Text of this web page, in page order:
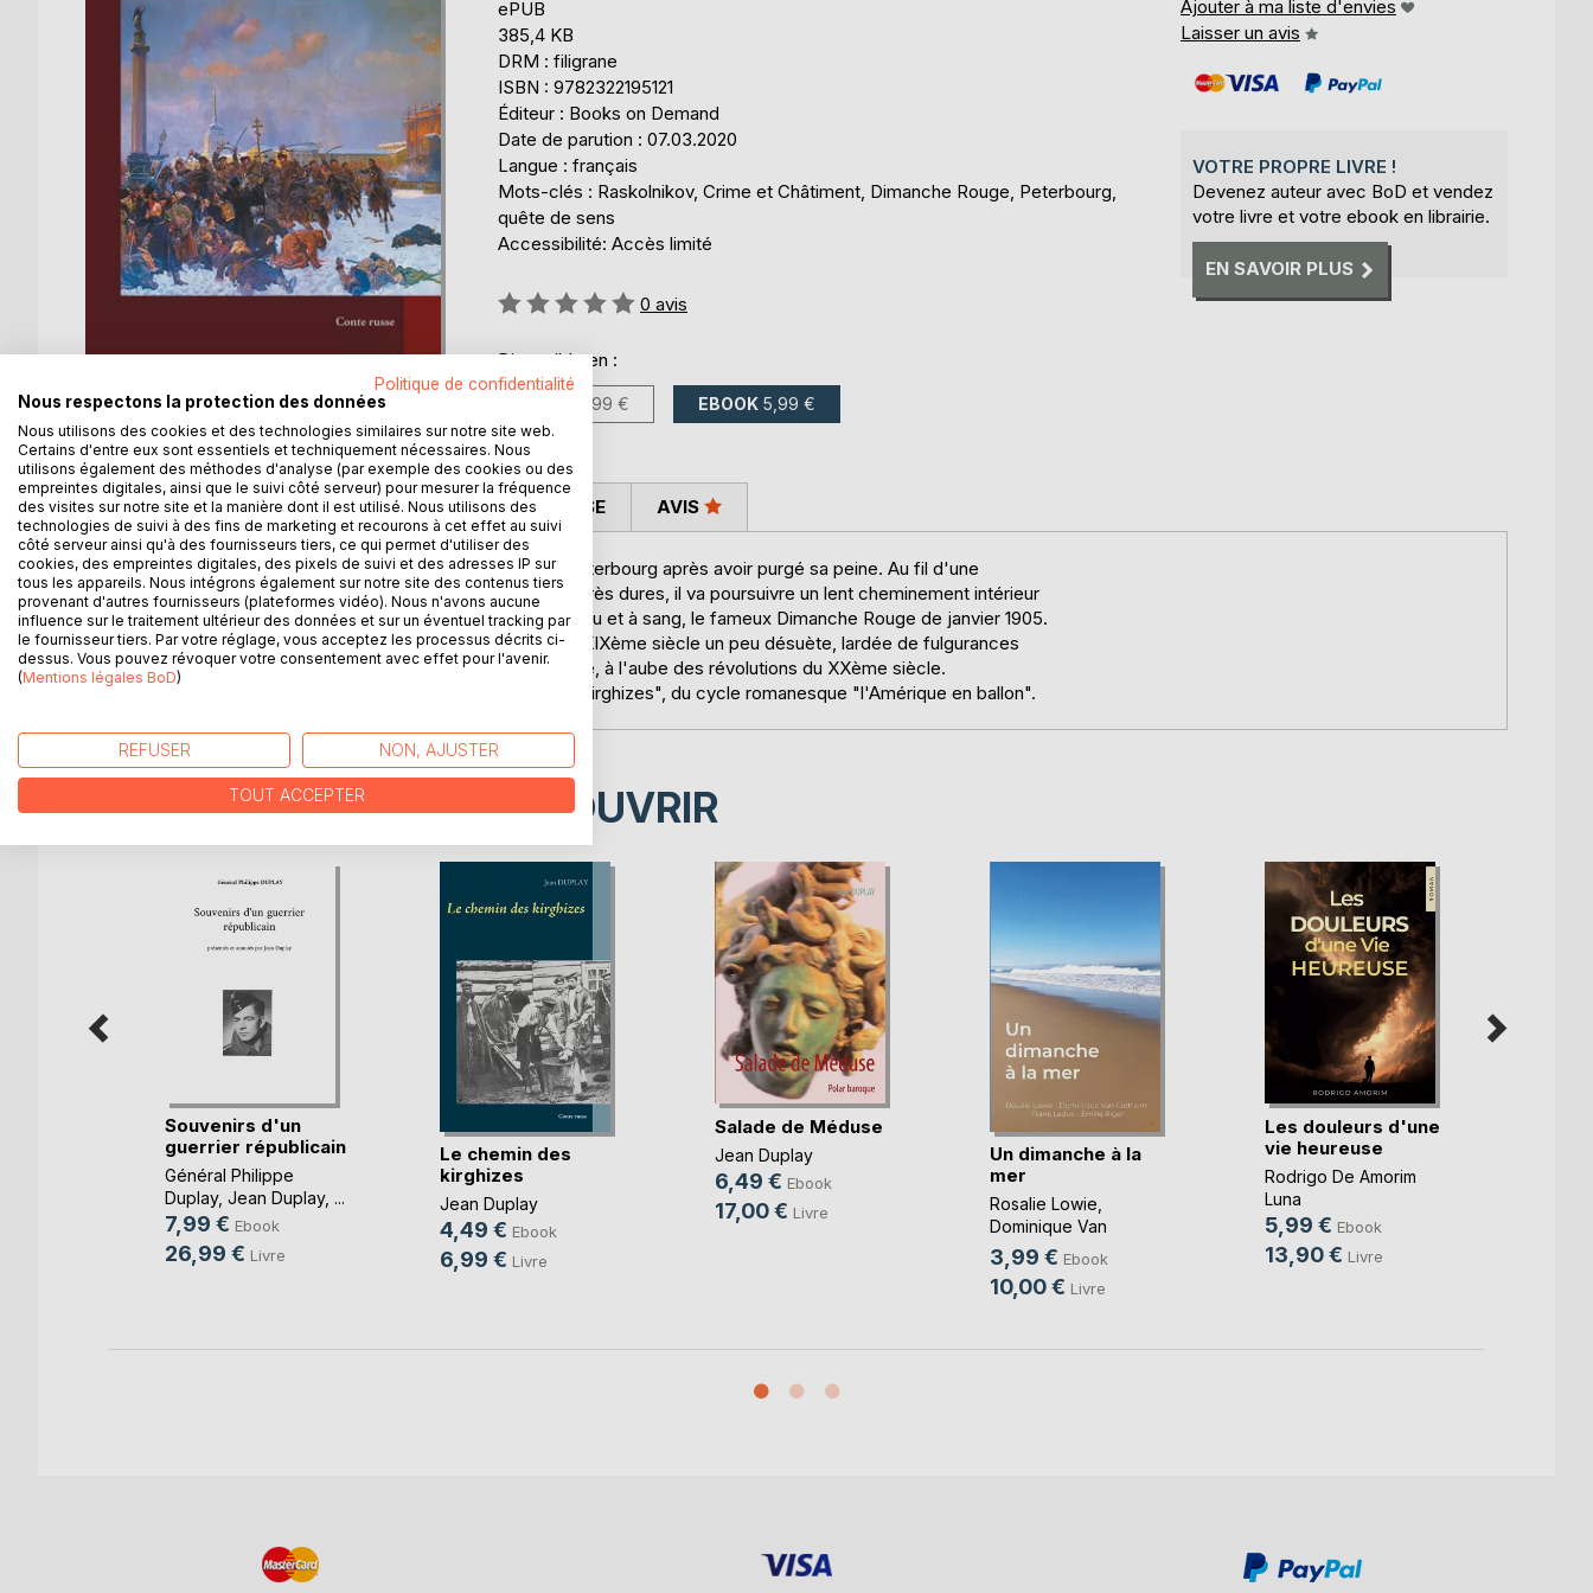
ePUB
385,4 KB
DRM : filigrane
ISBN : 9782322195121
Éditeur : Books on Demand
Date de parution : 07.03.2020
Langue : français
Mots-clés : Raskolnikov, Crime et Châtiment, Dimanche Rouge, Peterbourg,
quête de sens
Accessibilité: Accès limité
Évaluation:
0 avis
Disponible en :
8,99 € EBOOK 5,99 €
Ajouter à ma liste d'envies
Laisser un avis
VOTRE PROPRE LIVRE !
Devenez auteur avec BoD et vendez
votre livre et votre ebook en librairie.
EN SAVOIR PLUS
DESCRIPTION
Raskolnikov, le héros de Crime et Châtiment, revient à Péterbourg après avoir purgé sa peine. Au fil d'une
réinsertion difficile, semée de rencontres et d'épreuves très dures, il va poursuivre un lent cheminement intérieur
qui le mènera au terme de sa quête, dans Peterbourg à feu et à sang, le fameux Dimanche Rouge de janvier 1905.
L'ensemble est volontairement écrit dans une langue du XIXème siècle un peu désuète, lardée de fulgurances
poétiques annonciatrices d'un dénouement apocalyptique, à l'aube des révolutions du XXème siècle.
Ce volume fait suite à la première partie, "le chemin des kirghizes", du cycle romanesque "l'Amérique en ballon".
AUTEUR(S) CRITIQUES PRESSE AVIS
D’AUTRES TITRES À DÉCOUVRIR
Souvenirs d'un
guerrier républicain
Général Philippe
Duplay, Jean Duplay, ...
7,99 € Ebook
26,99 € Livre
Le chemin des
kirghizes
Jean Duplay
4,49 € Ebook
6,99 € Livre
Salade de Méduse
Jean Duplay
6,49 € Ebook
17,00 € Livre
Un dimanche à la
mer
Rosalie Lowie
Dominique Van
Cotthem, ...
3,99 € Ebook
10,00 € Livre
Les douleurs d'une
vie heureuse
Rodrigo De Amorim
Luna
5,99 € Ebook
13,90 € Livre
Politique de confidentialité
Nous respectons la protection des données
Nous utilisons des cookies et des technologies similaires sur notre site web.
Certains d'entre eux sont essentiels et techniquement nécessaires. Nous
utilisons également des méthodes d'analyse (par exemple des cookies ou des
empreintes digitales, ainsi que le suivi côté serveur) pour mesurer la fréquence
des visites sur notre site et la manière dont il est utilisé. Nous utilisons des
technologies de suivi à des fins de marketing et recourons à cet effet au suivi
côté serveur ainsi qu'à des fournisseurs tiers, ce qui permet d'utiliser des
cookies, des empreintes digitales, des pixels de suivi et des adresses IP sur
tous les appareils. Nous intégrons également sur notre site des contenus tiers
provenant d'autres fournisseurs (plateformes vidéo). Nous n'avons aucune
influence sur le traitement ultérieur des données et sur un éventuel tracking par
le fournisseur tiers. Par votre réglage, vous acceptez les processus décrits ci-
dessus. Vous pouvez révoquer votre consentement avec effet pour l'avenir.
(Mentions légales BoD)
REFUSER NON, AJUSTER
TOUT ACCEPTER